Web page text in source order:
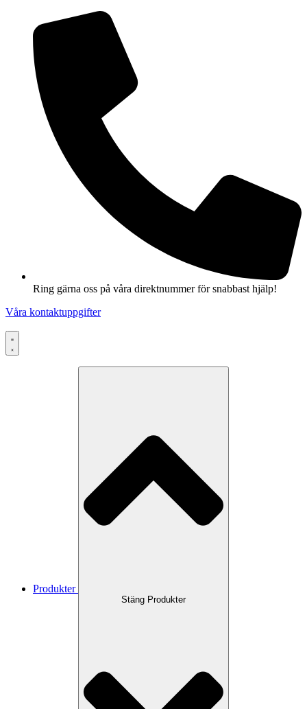
innehåll
Ring gärna oss på våra direktnummer för snabbast hjälp!
Våra kontaktuppgifter
Produkter
Stäng Produkter